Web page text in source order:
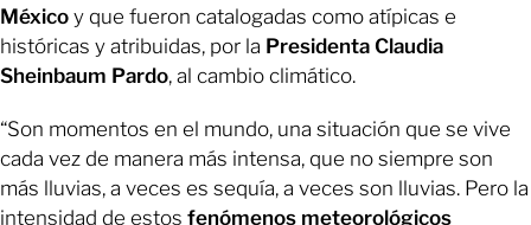
México y que fueron catalogadas como atípicas e
históricas y atribuidas, por la Presidenta Claudia
Sheinbaum Pardo, al cambio climático.
“Son momentos en el mundo, una situación que se vive
cada vez de manera más intensa, que no siempre son
más lluvias, a veces es sequía, a veces son lluvias. Pero la
intensidad de estos fenómenos meteorológicos